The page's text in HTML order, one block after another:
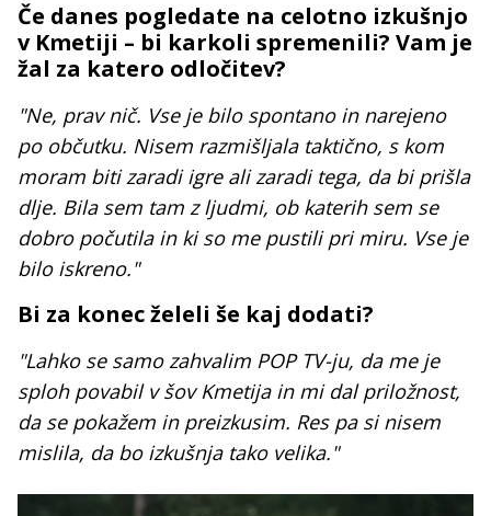
Če danes pogledate na celotno izkušnjo
v Kmetiji – bi karkoli spremenili? Vam je
žal za katero odločitev?
"Ne, prav nič. Vse je bilo spontano in narejeno
po občutku. Nisem razmišljala taktično, s kom
moram biti zaradi igre ali zaradi tega, da bi prišla
dlje. Bila sem tam z ljudmi, ob katerih sem se
dobro počutila in ki so me pustili pri miru. Vse je
bilo iskreno."
Bi za konec želeli še kaj dodati?
"Lahko se samo zahvalim POP TV-ju, da me je
sploh povabil v šov Kmetija in mi dal priložnost,
da se pokažem in preizkusim. Res pa si nisem
mislila, da bo izkušnja tako velika."